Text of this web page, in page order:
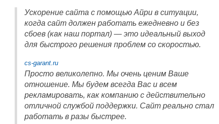
Ускорение сайта с помощью Айри в ситуации,
когда сайт должен работать ежедневно и без
сбоев (как наш портал) — это идеальный выход
для быстрого решения проблем со скоростью.
cs-garant.ru
Просто великолепно. Мы очень ценим Ваше
отношение. Мы будем всегда Вас и всем
рекламировать, как компанию с действительно
отличной службой поддержки. Сайт реально стал
работать в разы быстрее.